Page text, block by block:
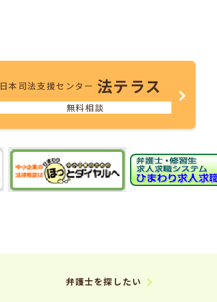
日本司法支援センター 法テラス
無料相談
弁護士を探したい